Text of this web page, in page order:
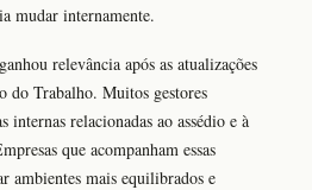
mudar internamente.
relevância após as atualizações
do Trabalho. Muitos gestores
internas relacionadas ao assédio e à
que acompanham essas
ambientes mais equilibrados e